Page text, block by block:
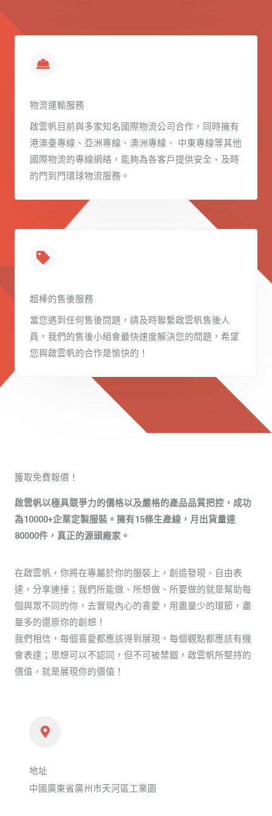
物流運輸服務
啟雲帆目前與多家知名國際物流公司合作，同時擁有
港澳臺專線、亞洲專線、澳洲專線、 中東專線等其他
國際物流的專線網絡，能夠為各客戶提供安全、及時
的門到門環球物流服務。
超棒的售後服務
當您遇到任何售後問題，請及時聯繫啟雲帆售後人
員，我們的售後小組會最快速度解決您的問題，希望
您與啟雲帆的合作是愉快的！
獲取免費報價！
啟雲帆以極具競爭力的價格以及嚴格的產品品質把控，成功
為10000+企業定製服裝。擁有15條生產線，月出貨量達
80000件，真正的源頭廠家。
在啟雲帆，你將在專屬於你的服裝上，創造發現、自由表
達，分享連接；我們所能做、所想做、所要做的就是幫助每
個與眾不同的你，去實現內心的喜愛，用盡量少的環節，盡
量多的還原你的創想！
我們相信，每個喜愛都應該得到展現，每個觀點都應該有機
會表達；思想可以不認同，但不可被禁錮，啟雲帆所堅持的
價值，就是展現你的價值！
地址
中國廣東省廣州市天河區工業園